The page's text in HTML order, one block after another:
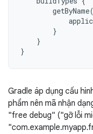
getByName(
}
}
}
Gradle áp dụng cấu
phẩm nên mã nhận
"free debug" ("gỡ lỗi